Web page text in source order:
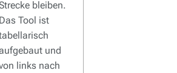
bleiben.
Das Tool ist
und
links nach